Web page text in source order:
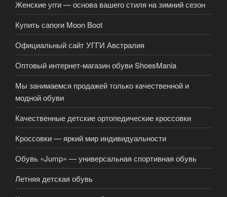
Женские угги — основа вашего стиля на зимний сезон
Купить сапоги Moon Boot
Официальный сайт УГГИ Австралия
Оптовый интернет-магазин обуви ShoesMania
Мы занимаемся продажей только качественной и
модной обуви
Качественные детские ортопедические кроссовки
Кроссовки — яркий мир индивидуальности
Обувь «Jump» — универсальная спортивная обувь
Летняя детская обувь